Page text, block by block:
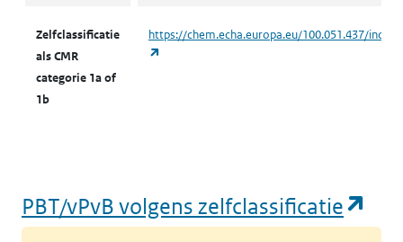
Zelfclassificatie
als CMR
categorie 1a of
1b
https://chem.echa.europa.eu/100.051.437/
PBT/vPvB volgens zelfclassificatie